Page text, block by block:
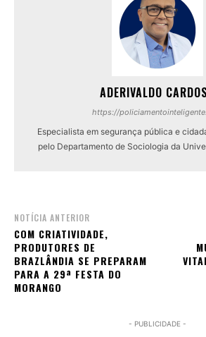
ADERIVALDO
https://
Especialista em segurança pública e
pelo Departamento de Sociologia da
NOTÍCIA ANTERIOR
COM CRIATIVIDADE,
PRODUTORES DE
BRAZLÂNDIA SE PREPARAM
PARA A 29ª FESTA DO
MORANGO
- PUBLICIDADE -